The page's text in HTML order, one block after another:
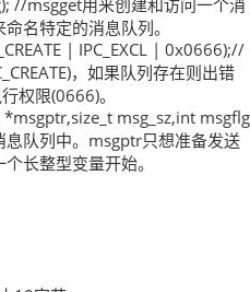
//msgget用来创建和访问一个消
名特定的消息队列。
| IPC_EXCL | 0x0666);//
，如果队列存在则出错
权限(0666)。
msg_sz,int
队列中。msgptr只想准备发送
长整型变量开始。